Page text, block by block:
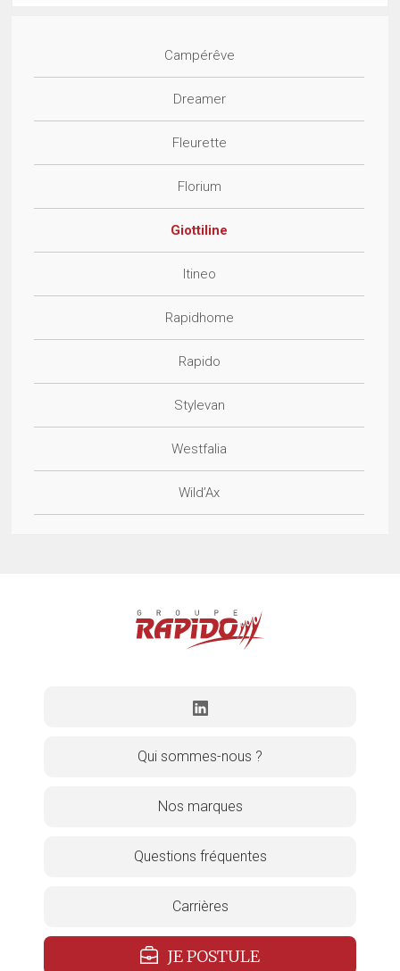
Campérêve
Dreamer
Fleurette
Florium
Giottiline
Itineo
Rapidhome
Rapido
Stylevan
Westfalia
Wild’Ax
Qui sommes-nous ?
Nos marques
Questions fréquentes
Carrières
JE POSTULE